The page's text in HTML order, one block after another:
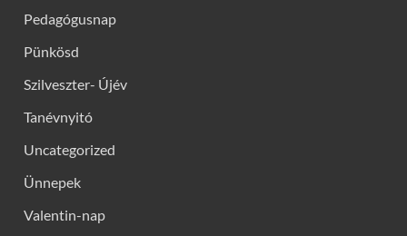
Pedagógusnap
Pünkösd
Szilveszter- Újév
Tanévnyitó
Uncategorized
Ünnepek
Valentin-nap